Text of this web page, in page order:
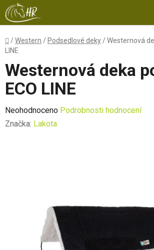
Přejít
na
obsah
Domů
/Western / Podsedlové deky /Westernová
LINE
Westernová deka
ECO LINE
Průměrné
hodnocení
Neohodnoceno Podrobnosti hodnocení
Značka: Lakota